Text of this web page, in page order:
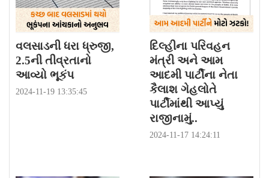
વલસાડની ધરા ધ્રુજી,
2.5ની તીવ્રતાનો
આવ્યો ભૂકંપ
2024-11-19 13:35:45
દિલ્હીના પરિવહન
મંત્રી અને આમ
આદમી પાર્ટીના નેતા
કૈલાશ ગેહલોતે
પાર્ટીમાંથી આપ્યું
રાજીનામું..
2024-11-17 14:24:11